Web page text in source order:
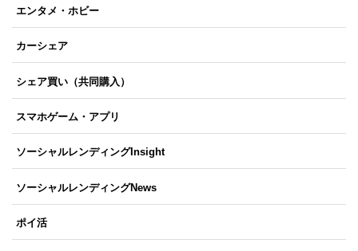
エンタメ・ホビー
カーシェア
シェア買い（共同購入）
スマホゲーム・アプリ
ソーシャルレンディングInsight
ソーシャルレンディングNews
ポイ活